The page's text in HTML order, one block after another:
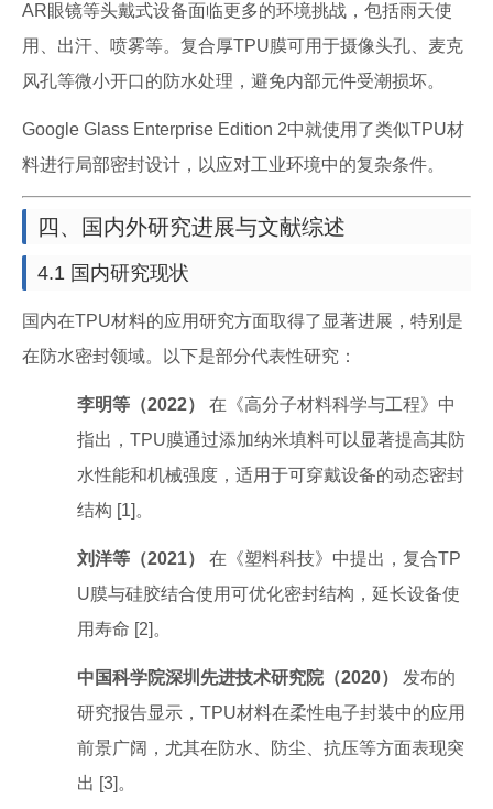
AR眼镜等头戴式设备面临更多的环境挑战，包括雨天使
用、出汗、喷雾等。复合厚TPU膜可用于摄像头孔、麦克
风孔等微小开口的防水处理，避免内部元件受潮损坏。
Google Glass Enterprise Edition 2中就使用了类似TPU材
料进行局部密封设计，以应对工业环境中的复杂条件。
四、国内外研究进展与文献综述
4.1 国内研究现状
国内在TPU材料的应用研究方面取得了显著进展，特别是
在防水密封领域。以下是部分代表性研究：
李明等（2022）
在《高分子材料科学与工程》中
指出，TPU膜通过添加纳米填料可以显著提高其防
水性能和机械强度，适用于可穿戴设备的动态密封
结构 [1]。
刘洋等（2021）
在《塑料科技》中提出，复合TP
U膜与硅胶结合使用可优化密封结构，延长设备使
用寿命 [2]。
中国科学院深圳先进技术研究院（2020）
发布的
研究报告显示，TPU材料在柔性电子封装中的应用
前景广阔，尤其在防水、防尘、抗压等方面表现突
出 [3]。